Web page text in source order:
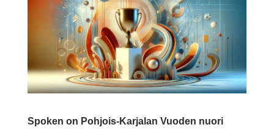
Spoken on Pohjois-Karjalan Vuoden nuori